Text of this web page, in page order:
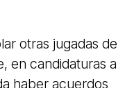
otras jugadas de
en candidaturas a
haber acuerdos